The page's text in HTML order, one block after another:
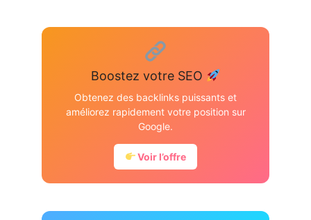
Boostez votre SEO
Obtenez des backlinks puissants et
améliorez rapidement votre position sur
Google.
Voir l’offre